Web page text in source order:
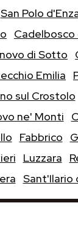
San Polo
Cadelbosco
di Sotto
Emilia
sul Crostolo
ne' Monti
Fabbrico
Luzzara
Sant'Ilario